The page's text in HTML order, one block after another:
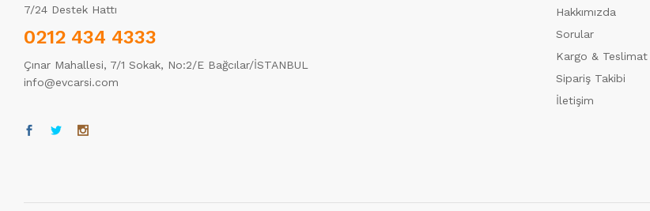
7/24 Destek Hattı
0212 434 4333
Çınar Mahallesi, 7/1 Sokak, No:2/E Bağcılar/İSTANBUL
info@evcarsi.com
Hakkımızda
Sorular
Kargo & Teslimat
Sipariş Takibi
İletişim